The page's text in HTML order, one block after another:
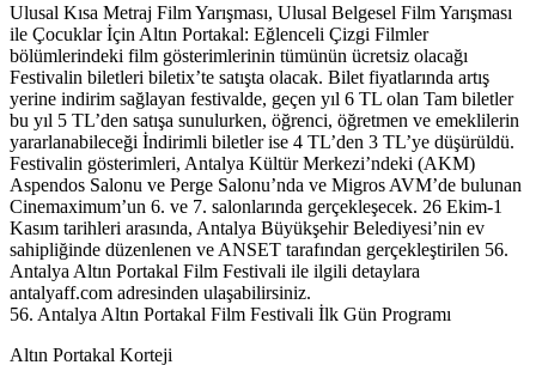
Ulusal Kısa Metraj Film Yarışması, Ulusal Belgesel Film Yarışması
ile Çocuklar İçin Altın Portakal: Eğlenceli Çizgi Filmler
bölümlerindeki film gösterimlerinin tümünün ücretsiz olacağı
Festivalin biletleri biletix’te satışta olacak. Bilet fiyatlarında artış
yerine indirim sağlayan festivalde, geçen yıl 6 TL olan Tam biletler
bu yıl 5 TL’den satışa sunulurken, öğrenci, öğretmen ve emeklilerin
yararlanabileceği İndirimli biletler ise 4 TL’den 3 TL’ye düşürüldü.
Festivalin gösterimleri, Antalya Kültür Merkezi’ndeki (AKM)
Aspendos Salonu ve Perge Salonu’nda ve Migros AVM’de bulunan
Cinemaximum’un 6. ve 7. salonlarında gerçekleşecek. 26 Ekim-1
Kasım tarihleri arasında, Antalya Büyükşehir Belediyesi’nin ev
sahipliğinde düzenlenen ve ANSET tarafından gerçekleştirilen 56.
Antalya Altın Portakal Film Festivali ile ilgili detaylara
antalyaff.com adresinden ulaşabilirsiniz.
56. Antalya Altın Portakal Film Festivali İlk Gün Programı
Altın Portakal Korteji